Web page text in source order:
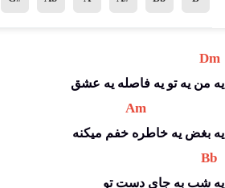
Dm
یه من یه تو یه فاصله یه عشق
Am
یه بغض یه خاطره خفم میکنه
Bb
یه شب به جای دست تو